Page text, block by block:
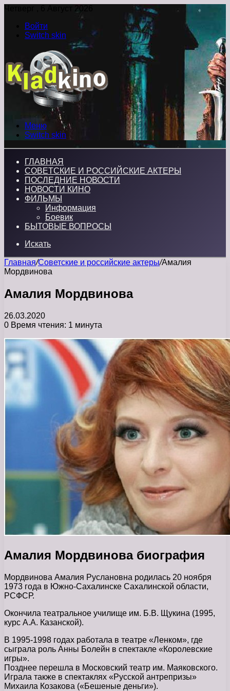
Четверг , 6 Август 2026
Войти
Switch skin
Меню
Switch skin
ГЛАВНАЯ
СОВЕТСКИЕ И РОССИЙСКИЕ АКТЕРЫ
ПОСЛЕДНИЕ НОВОСТИ
НОВОСТИ КИНО
ФИЛЬМЫ
Информация
Боевик
БЫТОВЫЕ ВОПРОСЫ
Искать
Главная/Советские и российские актеры/Амалия
Мордвинова
Амалия Мордвинова
26.03.2020
0 Время чтения: 1 минута
Амалия Мордвинова биография
Мордвинова Амалия Руслановна родилась 20 ноября
1973 года в Южно-Сахалинске Сахалинской области,
РСФСР.
Окончила театральное училище им. Б.В. Щукина (1995,
курс А.А. Казанской).
В 1995-1998 годах работала в театре «Ленком», где
сыграла роль Анны Болейн в спектакле «Королевские
игры».
Позднее перешла в Московский театр им. Маяковского.
Играла также в спектаклях «Русской антрепризы»
Михаила Козакова («Бешеные деньги»).